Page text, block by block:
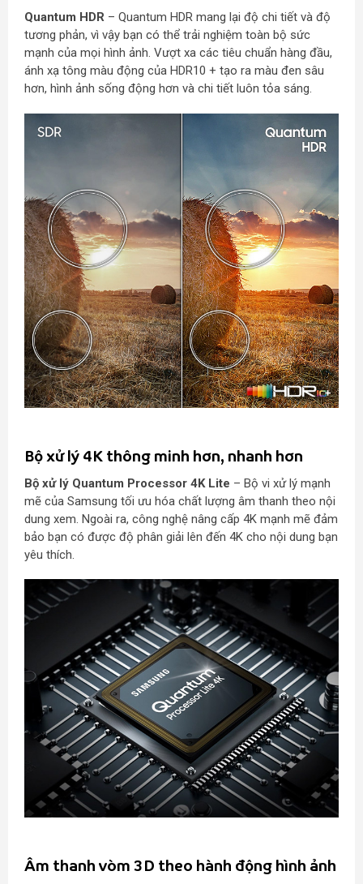
Quantum HDR – Quantum HDR mang lại độ chi tiết và độ
tương phản, vì vậy bạn có thể trải nghiệm toàn bộ sức
mạnh của mọi hình ảnh. Vượt xa các tiêu chuẩn hàng đầu,
ánh xạ tông màu động của HDR10 + tạo ra màu đen sâu
hơn, hình ảnh sống động hơn và chi tiết luôn tỏa sáng.
Bộ xử lý 4K thông minh hơn, nhanh hơn
Bộ xử lý Quantum Processor 4K Lite – Bộ vi xử lý mạnh
mẽ của Samsung tối ưu hóa chất lượng âm thanh theo nội
dung xem. Ngoài ra, công nghệ nâng cấp 4K mạnh mẽ đảm
bảo bạn có được độ phân giải lên đến 4K cho nội dung bạn
yêu thích.
Âm thanh vòm 3D theo hành động hình ảnh